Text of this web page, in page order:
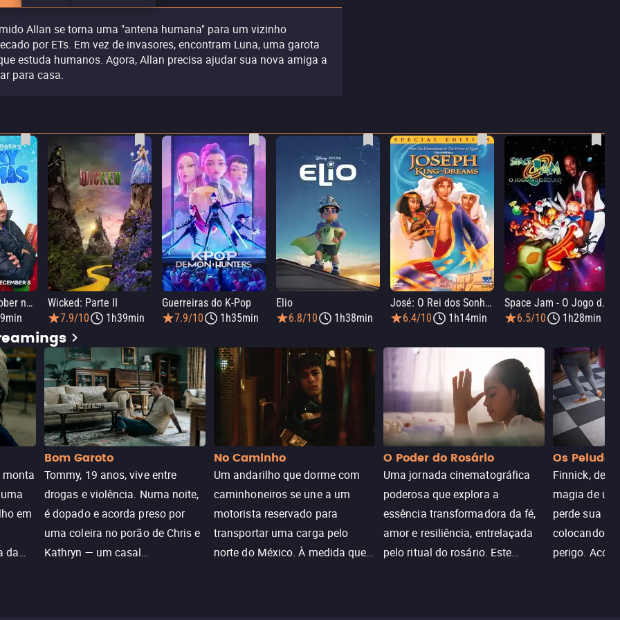
Allan se torna uma "antena humana" para um vizinho
por ETs. Em vez de invasores, encontram Luna, uma garota
estuda humanos. Agora, Allan precisa ajudar sua nova amiga a
para casa.
Elmo e Mark Rober na Oficina de Natal
Wicked: Parte II
7.9/10
1h39min
Guerreiras do K-Pop
7.9/10
1h35min
Elio
6.8/10
1h38min
José: O Rei dos Sonhos
6.4/10
1h14min
Space Jam - O Jogo do Século
6.5/10
1h28min
monta
em
da
Bom Garoto
Tommy, 19 anos, vive entre
drogas e violência. Numa noite,
é dopado e acorda preso por
uma coleira no porão de Chris e
Kathryn — um casal
No Caminho
Um andarilho que dorme com
caminhoneiros se une a um
motorista reservado para
transportar uma carga pelo
norte do México. À medida que
O Poder do Rosário
Uma jornada cinematográfica
poderosa que explora a
essência transformadora da fé,
amor e resiliência, entrelaçada
pelo ritual do rosário. Este
Os Peludos
Finnick,
magia de
perde sua
colocando
perigo.